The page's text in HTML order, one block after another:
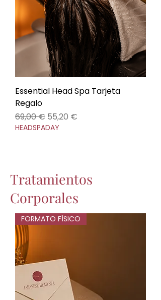
Essential Head Spa Tarjeta
Regalo
Precio
69,00 € Precio de oferta
55,20 €
HEADSPADAY
FORMATO FÍSICO
Tratamientos
Corporales